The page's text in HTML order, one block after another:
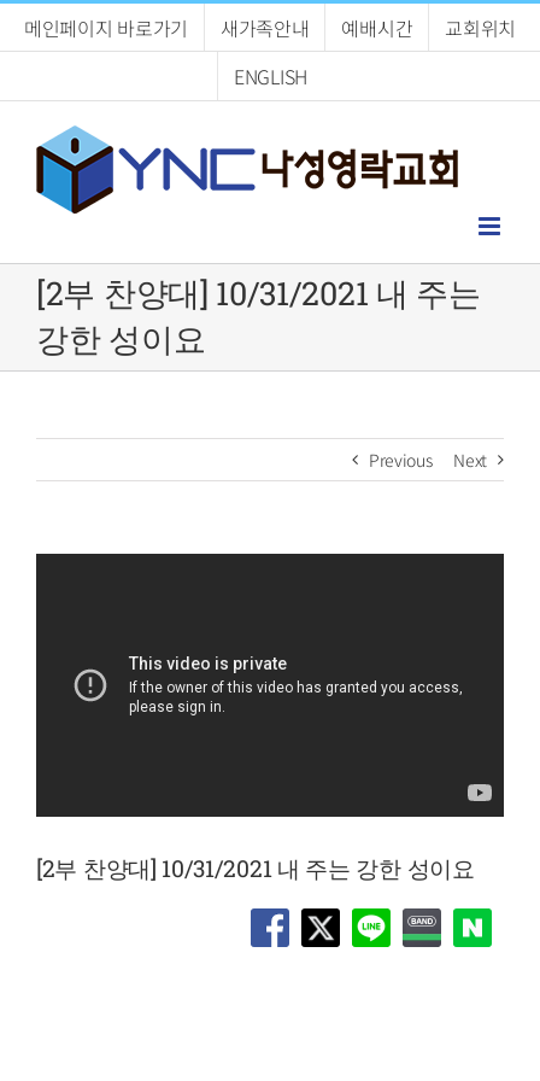
메인페이지 바로가기 새가족안내 예배시간
교회위치
ENGLISH
[2부 찬양대] 10/31/2021 내 주는
강한 성이요
Previous Next
[2부 찬양대] 10/31/2021 내 주는 강한 성이요